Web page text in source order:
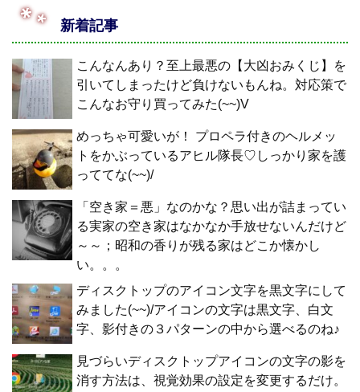
新着記事
こんなんあり？至上最悪の【大凶おみくじ】を
引いてしまったけど負けないもんね。対応策で
こんなお守り買ってみた(~~)V
めっちゃ可愛いが！ プロペラ付きのヘルメッ
トをかぶっているアヒル隊長♡しっかり家を護
っててな(~~)/
「空き家＝悪」なのかな？思い出が詰まってい
る実家の空き家はなかなか手放せないんだけど
～～；昭和の香りが残る家はどこか懐かし
い。。。
ディスクトップのアイコン文字を黒文字にして
みました(~~)/アイコンの文字は黒文字、白文
字、影付きの３パターンの中から選べるのね♪
見づらいディスクトップアイコンの文字の影を
消す方法は、視覚効果の設定を変更するだけ。